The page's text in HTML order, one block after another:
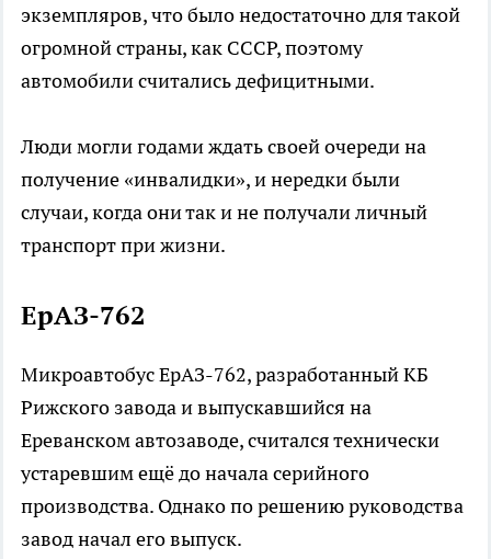
экземпляров, что было недостаточно для такой
огромной страны, как СССР, поэтому
автомобили считались дефицитными.
Люди могли годами ждать своей очереди на
получение «инвалидки», и нередки были
случаи, когда они так и не получали личный
транспорт при жизни.
ЕрАЗ-762
Микроавтобус ЕрАЗ-762, разработанный КБ
Рижского завода и выпускавшийся на
Ереванском автозаводе, считался технически
устаревшим ещё до начала серийного
производства. Однако по решению руководства
завод начал его выпуск.